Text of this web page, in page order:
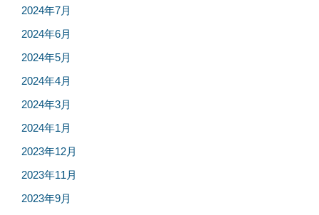
2024年7月
2024年6月
2024年5月
2024年4月
2024年3月
2024年1月
2023年12月
2023年11月
2023年9月